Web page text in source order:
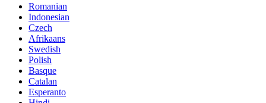
Romanian
Indonesian
Czech
Afrikaans
Swedish
Polish
Basque
Catalan
Esperanto